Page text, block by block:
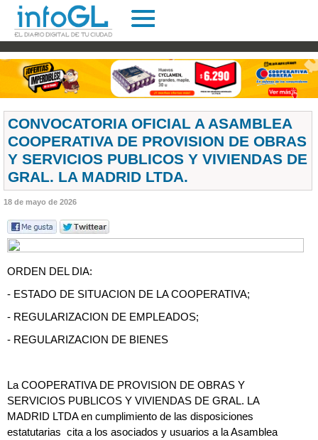
CONVOCATORIA OFICIAL A ASAMBLEA
COOPERATIVA DE PROVISION DE OBRAS
Y SERVICIOS PUBLICOS Y VIVIENDAS DE
GRAL. LA MADRID LTDA.
18 de mayo de 2026
ORDEN DEL DIA:
- ESTADO DE SITUACION DE LA COOPERATIVA;
- REGULARIZACION DE EMPLEADOS;
- REGULARIZACION DE BIENES
La COOPERATIVA DE PROVISION DE OBRAS Y
SERVICIOS PUBLICOS Y VIVIENDAS DE GRAL. LA
MADRID LTDA en cumplimiento de las disposiciones
estatutarias cita a los asociados y usuarios a la Asamblea